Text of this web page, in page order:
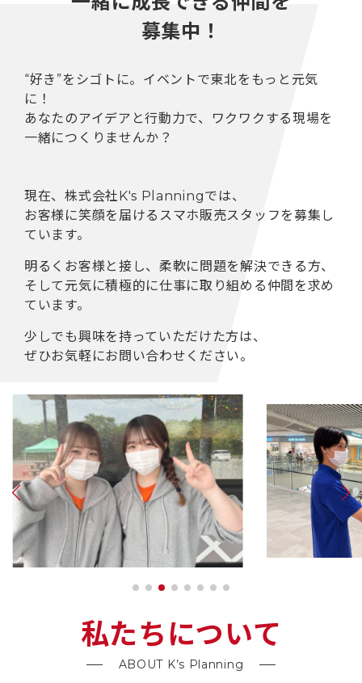
募集中！
“好き”をシゴトに。イベントで東北をもっと元気
に！
あなたのアイデアと行動力で、ワクワクする現場を
一緒につくりませんか？
現在、株式会社K's Planningでは、
お客様に笑顔を届けるスマホ販売スタッフを募集し
ています。
明るくお客様と接し、柔軟に問題を解決できる方、
そして元気に積極的に仕事に取り組める仲間を求め
ています。
少しでも興味を持っていただけた方は、
ぜひお気軽にお問い合わせください。
私たちについて
ABOUT K’s Planning